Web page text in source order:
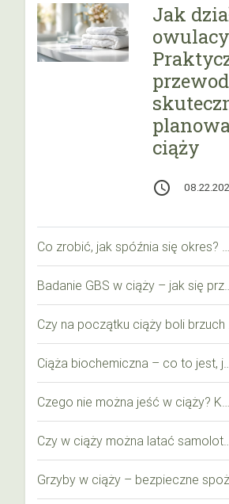
Jak
ciąży
access_time